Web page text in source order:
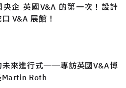
央企 英國V&A 的第一次！設計
V&A 展館！
未來進行式──專訪英國V&A博
Martin Roth